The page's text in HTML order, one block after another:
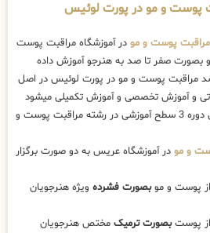
پوست و مو در پورت لوئیس
پوست و مو در آموزشگاه مراقبت پوست
بصورت صفر تا صد به هنرجو آموزش داده
مراقبت پوست و مو در پورت لوئیس در اصل
و آموزش تخصصی و آموزش تکمیلی میشود
که متقاضیان با شرکت در این دوره 3 سطح آموزشی در رشته مراقبت پوست و
و مو در آموزشگاه عریس به دو صورت برگزار
پوست و موبصورت فشرده ویژه هنرجویان
پوستبصورت ترمیک مختص هنرجویان